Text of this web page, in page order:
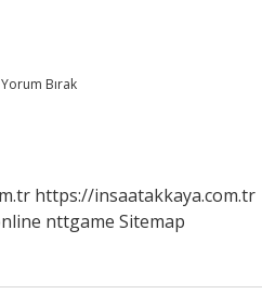
Yorum Bırak
https://insaatakkaya.com.tr
nttgame Sitemap